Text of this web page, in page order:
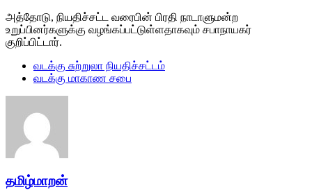
அத்தோடு, நியதிச்சட்ட வரைபின் பிரதி நாடாளுமன்ற
உறுப்பினர்களுக்கு வழங்கப்பட்டுள்ளதாகவும் சபாநாயகர்
குறிப்பிட்டார்.
வடக்கு சுற்றுலா நியதிச்சட்டம்
வடக்கு மாகாண சபை
தமிழ்மாறன்